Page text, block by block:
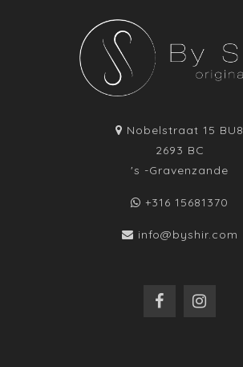
Nobelstraat 15 BU8
2693 BC
's -Gravenzande
+316 15681370
info@byshir.com